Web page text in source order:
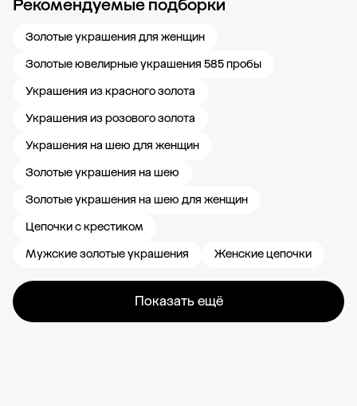
Рекомендуемые подборки
Золотые украшения для женщин
Золотые ювелирные украшения 585 пробы
Украшения из красного золота
Украшения из розового золота
Украшения на шею для женщин
Золотые украшения на шею
Золотые украшения на шею для женщин
Цепочки с крестиком
Мужские золотые украшения
Женские цепочки
Показать ещё
Новости компании Журнал ЗОЛОТОЙ Блог